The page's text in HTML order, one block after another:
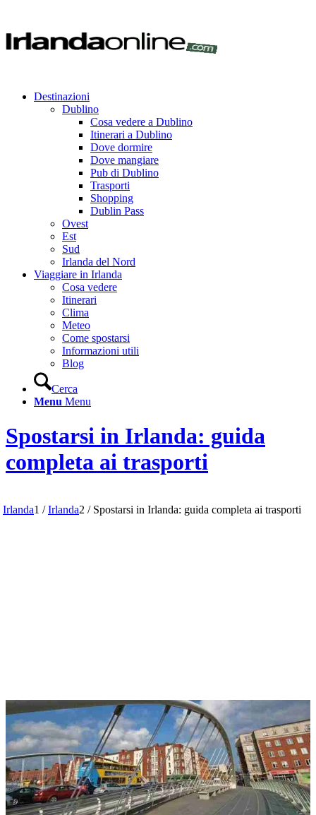
Destinazioni
Dublino
Cosa vedere a Dublino
Itinerari a Dublino
Dove dormire
Dove mangiare
Pub di Dublino
Trasporti
Shopping
Dublin Pass
Ovest
Est
Sud
Irlanda del Nord
Viaggiare in Irlanda
Cosa vedere
Itinerari
Clima
Meteo
Come spostarsi
Informazioni utili
Blog
Cerca
Menu Menu
Spostarsi in Irlanda: guida
completa ai trasporti
Irlanda1 / Irlanda2 / Spostarsi in Irlanda: guida completa ai trasporti